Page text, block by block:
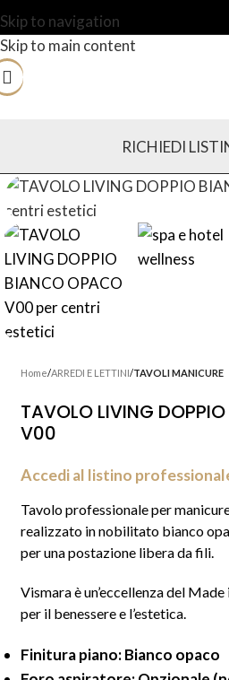
Skip to navigation
Skip to main content
RICHIEDI
Home ARREDI E LETTINI TAVOLI MANICURE
TAVOLO LIVING
V00
Accedi al listino
Tavolo professionale per
realizzato in nobilitato bianco
per una postazione libera da fili.
Vismara è un’eccellenza del
per il benessere e l’estetica.
Finitura piano: Bianco opaco